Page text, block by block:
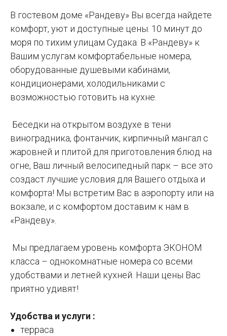
В гостевом доме «Рандеву» Вы всегда найдете
комфорт, уют и доступные цены. 10 минут до
моря по тихим улицам Судака. В «Рандеву» к
Вашим услугам комфортабельные номера,
оборудованные душевыми кабинами,
кондиционерами, холодильниками с
возможностью готовить на кухне.
Беседки на открытом воздухе в тени
виноградника, фонтанчик, кирпичный мангал с
жаровней и плитой для приготовления блюд на
огне, Ваш личный велосипедный парк – все это
создаст лучшие условия для Вашего отдыха и
комфорта! Мы встретим Вас в аэропорту или на
вокзале, и с комфортом доставим к нам в
«Рандеву».
Мы предлагаем уровень комфорта ЭКОНОМ
класса – однокомнатные номера со всеми
удобствами и летней кухней. Наши цены Вас
приятно удивят!
Удобства и услуги :
терраса